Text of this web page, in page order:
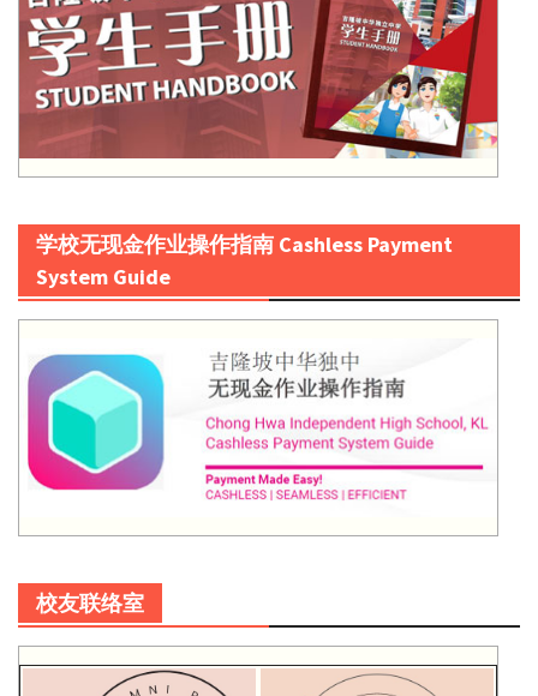
学校无现金作业操作指南 Cashless Payment
System Guide
校友联络室